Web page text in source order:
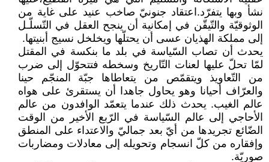
نشأ وبها يتفرّد.اعتقاد جنونيّ صاخب عنيد على غاية من
الوثوقيّة والتّيقّن في إمكانية أن ينجح العقل في التّسلّـل
إلى مملكة الهذيان عسى أن يحتلّها ويخلخل نسيج أبنيتها.
يحدث أن تصاب السّياسة في بلد ما بنكسة في المقتل
لمّا تحلّ عليها لعنات التّاريخ وسخطه فتتحوّل إلى ضرب
من التّعاويذ ويتقمّص من يتعاطاها جبّة المنجّم حينا
والعرّاف أحيانا وهو يحاول جاهدا أن يستقرئ على هواه
عالم الغيب. يحدث ذلك عندما يتعمّد الوافدون من عالم
الأحاجي إلى عالم السّياسة في الرّبع الأخير من الوقت
الضّائع تجريدها من أيّ بعد جماليّ والاعتداء على المنطق
وإفقاره من كلّ انسجام وتحويله إلى معادلات ومضاربات
صوريّة.